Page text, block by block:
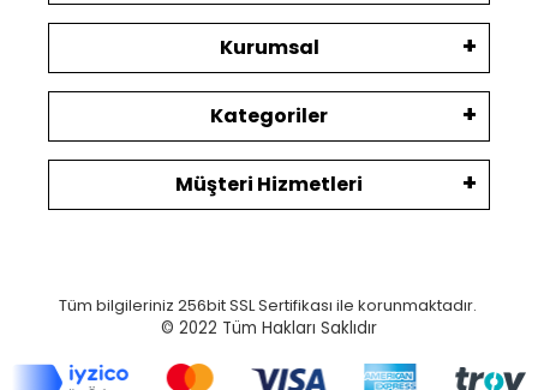
Kurumsal
Kategoriler
Müşteri Hizmetleri
Tüm bilgileriniz 256bit SSL Sertifikası ile korunmaktadır.
© 2022 Tüm Hakları Saklıdır